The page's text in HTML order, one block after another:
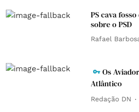
PS cava
sobre o PSD
Rafael
Os
Atlântico
Redação DN